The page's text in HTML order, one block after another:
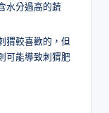
水分過高的蔬
猬較喜歡的，但
可能導致刺猬肥